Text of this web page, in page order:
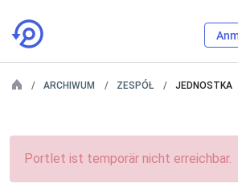
ARCHIWUM ZESPÓŁ JEDNOSTKA
Portlet ist temporär nicht erreichbar.